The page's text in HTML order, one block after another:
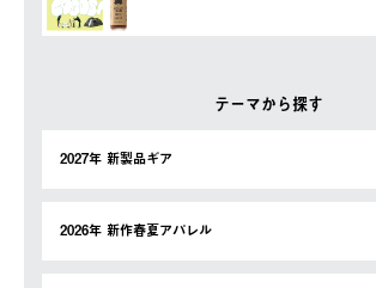
テーマから探す
2027年 新製品ギア
2026年 新作春夏アパレル